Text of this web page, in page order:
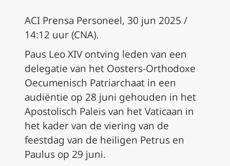
ACI Prensa Personeel, 30 jun 2025 /
14:12 uur (CNA).
Paus Leo XIV ontving leden van een
delegatie van het Oosters-Orthodoxe
Oecumenisch Patriarchaat in een
audiëntie op 28 juni gehouden in het
Apostolisch Paleis van het Vaticaan in
het kader van de viering van de
feestdag van de heiligen Petrus en
Paulus op 29 juni.